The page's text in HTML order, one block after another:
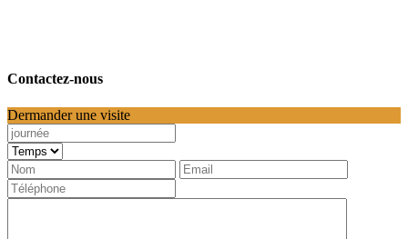
Contactez-nous
Dermander une visite